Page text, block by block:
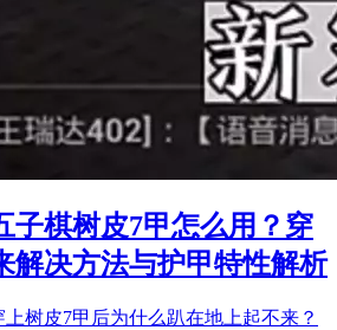
子棋树皮7甲怎么用？穿
解决方法与护甲特性解析
上树皮7甲后为什么趴在地上起不来？